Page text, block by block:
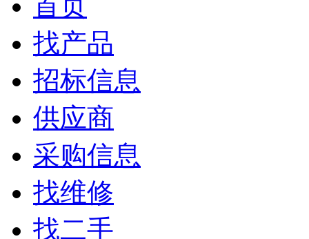
找产品
招标信息
供应商
采购信息
找维修
找二手